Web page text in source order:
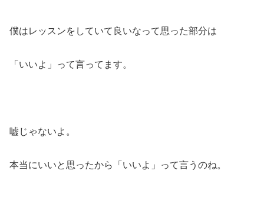
僕はレッスンをしていて良いなって思った部分は
「いいよ」って言ってます。
嘘じゃないよ。
本当にいいと思ったから「いいよ」って言うのね。